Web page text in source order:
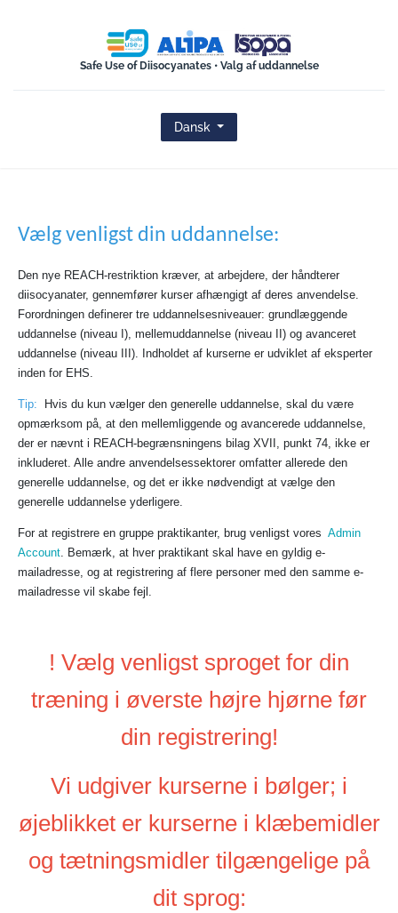
ISOPA-AISBL
Safe Use of Diisocyanates • Valg af uddannelse
Dansk
Vælg venligst din uddannelse:
Den nye REACH-restriktion kræver, at arbejdere, der håndterer
diisocyanater, gennemfører kurser afhængigt af deres anvendelse.
Forordningen definerer tre uddannelsesniveauer: grundlæggende
uddannelse (niveau I), mellemuddannelse (niveau II) og avanceret
uddannelse (niveau III). Indholdet af kurserne er udviklet af eksperter
inden for EHS.
Tip:
Hvis du kun vælger den generelle uddannelse, skal du være
opmærksom på, at den mellemliggende og avancerede uddannelse,
der er nævnt i REACH-begrænsningens bilag XVII, punkt 74, ikke er
inkluderet. Alle andre anvendelsessektorer omfatter allerede den
generelle uddannelse, og det er ikke nødvendigt at vælge den
generelle uddannelse yderligere.
For at registrere en gruppe praktikanter, brug venligst vores Admin
Account. Bemærk, at hver praktikant skal have en gyldig e-
mailadresse, og at registrering af flere personer med den samme e-
mailadresse vil skabe fejl.
! Vælg venligst sproget for din
træning i øverste højre hjørne før
din registrering!
Vi udgiver kurserne i bølger; i
øjeblikket er kurserne i klæbemidler
og tætningsmidler tilgængelige på
dit sprog: